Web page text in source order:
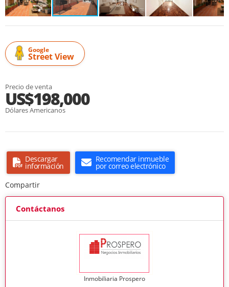
Google
Street View
Precio de venta
US$198,000
Dólares Americanos
Descargar
información
Recomendar inmueble
por correo electrónico
Compartir
Contáctanos
Inmobiliaria Prospero